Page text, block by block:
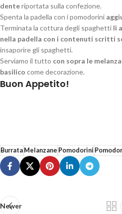
denteriportata sulla confezione.
Spenta la padella con i pomodorini
Terminata la cottura degli spaghetti li
nella padella con i contenuti scritti
insaporire gli spaghetti.
Serviamo il tutto con sopra le
basilico come decorazione.
Buon Appetito!
BurrataMelanzane Pomodorini
Newer